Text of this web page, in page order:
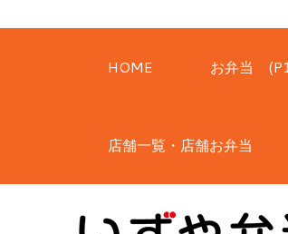
HOME お弁当
店舗一覧・店舗お弁当